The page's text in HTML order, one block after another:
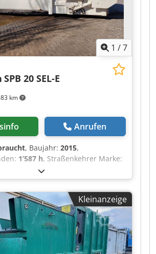
1 /7
km
SPB 20 SEL-E
Anrufen
, Baujahr: 2015,
1’587 h, Straßenkehrer Marke:
SPB 20 SEL-E Inhalt: 20m3
Dedpfx Alswcazteaokr
oben angeschlagen
Kleinanzeige